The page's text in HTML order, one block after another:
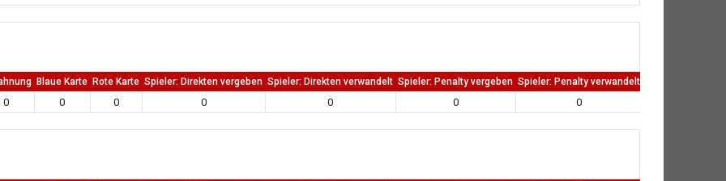
Blaue Karte Rote Karte Spieler: Direkten vergeben Spieler: Direkten verwandelt Spieler: Penalty vergeben Spieler: Penalty verwandelt
0 0 0 0 0 0 0